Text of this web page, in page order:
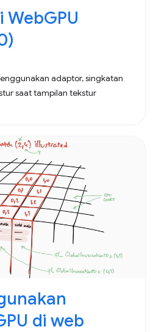
WebGPU
adaptor, singkatan
saat tampilan tekstur
di web